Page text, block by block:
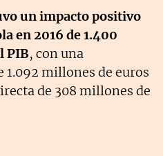
un impacto positivo
en 2016 de 1.400
PIB, con una
millones de euros
de 308 millones de